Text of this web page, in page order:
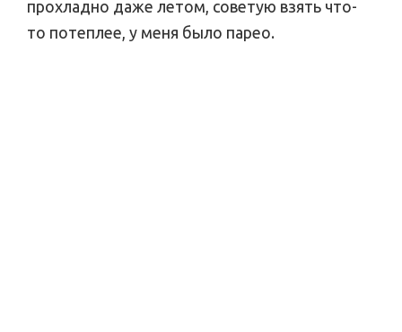
прохладно даже летом, советую взять что-
то потеплее, у меня было парео.